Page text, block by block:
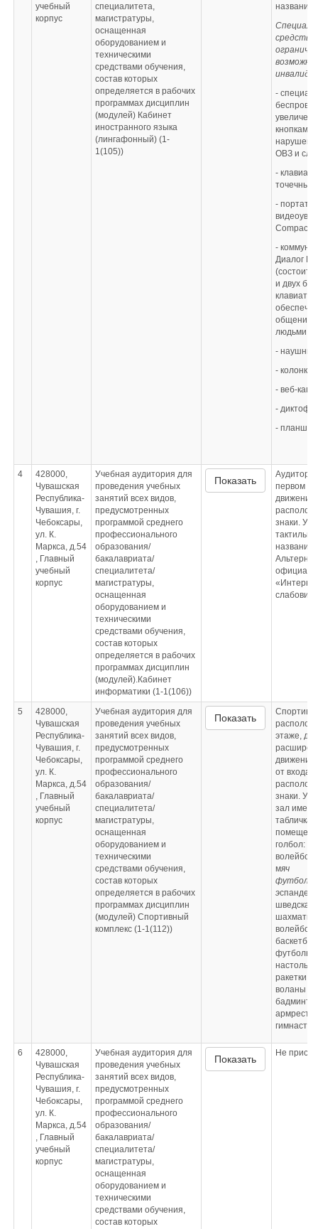
учебный
корпус
специалитета,
магистратуры,
оснащенная
оборудованием и
техническими
средствами обучения,
состав которых
определяется в рабочих
программах дисциплин
(модулей) Кабинет
иностранного языка
(лингафонный) (1-
1(105))
средства
инвалидов
-
кнопками
ОВЗ и
-
-
Compact+;
-
Диалог
(состоит
и двух
общения
людьми;
-
- колонки;
- веб-
-
-
4
428000,
Чувашская
Республика-
Чувашия, г.
Чебоксары,
ул. К.
Маркса, д.54
, Главный
учебный
корпус
Учебная аудитория для
проведения учебных
занятий всех видов,
предусмотренных
программой среднего
профессионального
образования/
бакалавриата/
специалитета/
магистратуры,
оснащенная
оборудованием и
техническими
средствами обучения,
состав которых
определяется в рабочих
программах дисциплин
(модулей).Кабинет
информатики (1-1(106))
Показать
первом
движения
знаки. У
5
428000,
Чувашская
Республика-
Чувашия, г.
Чебоксары,
ул. К.
Маркса, д.54
, Главный
учебный
корпус
Учебная аудитория для
проведения учебных
занятий всех видов,
предусмотренных
программой среднего
профессионального
образования/
бакалавриата/
специалитета/
магистратуры,
оснащенная
оборудованием и
техническими
средствами обучения,
состав которых
определяется в рабочих
программах дисциплин
(модулей) Спортивный
комплекс (1-1(112))
Показать
этаже,
движения
от входа
знаки. У
зал
табличка
голбол:
мяч
эспандер
шведская
шахматы,
ракетки,
воланы
6
428000,
Чувашская
Республика-
Чувашия, г.
Чебоксары,
ул. К.
Маркса, д.54
, Главный
учебный
корпус
Учебная аудитория для
проведения учебных
занятий всех видов,
предусмотренных
программой среднего
профессионального
образования/
бакалавриата/
специалитета/
магистратуры,
оснащенная
оборудованием и
техническими
средствами обучения,
состав которых
Показать
Не